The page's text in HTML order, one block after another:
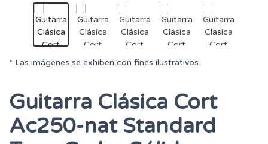
* Las imágenes se exhiben con fines ilustrativos.
Guitarra Clásica Cort
Ac250-nat Standard